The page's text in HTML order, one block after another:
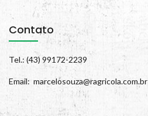
Contato
Tel.: (43) 99172-2239
Email: marcelosouza@ragricola.com.br